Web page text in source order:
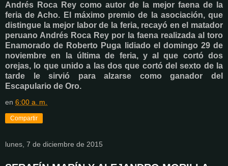
Andrés Roca Rey como autor de la mejor faena de la
feria de Acho. El máximo premio de la asociación, que
distingue la mejor labor de la feria, recayó en el matador
peruano Andrés Roca Rey por la faena realizada al toro
Enamorado de Roberto Puga lidiado el domingo 29 de
noviembre en la última de feria, y al que cortó dos
orejas, lo que unido a las dos que cortó del sexto de la
tarde le sirvió para alzarse como ganador del
Escapulario de Oro.
en 6:00 a. m.
Compartir
lunes, 7 de diciembre de 2015